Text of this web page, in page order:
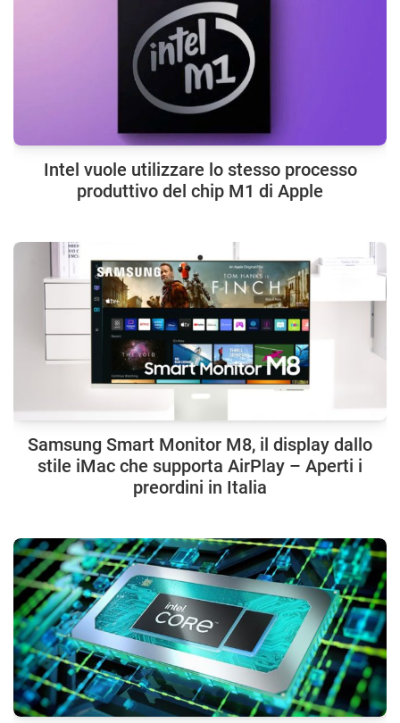
Intel vuole utilizzare lo stesso processo
produttivo del chip M1 di Apple
Samsung Smart Monitor M8, il display dallo
stile iMac che supporta AirPlay – Aperti i
preordini in Italia